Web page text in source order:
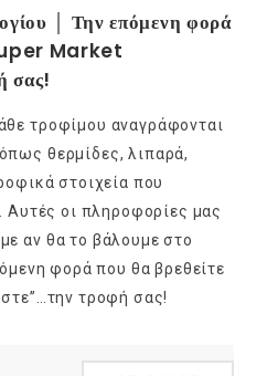
│ Την επόμενη φορά
Market
σας!
τροφίμου αναγράφονται
θερμίδες, λιπαρά,
στοιχεία που
Αυτές οι πληροφορίες μας
αν θα το βάλουμε στο
φορά που θα βρεθείτε
τροφή σας!